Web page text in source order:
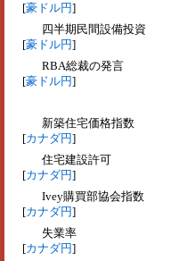
[豪ドル円]
四半期民間設備投資
[豪ドル円]
RBA総裁の発言
[豪ドル円]
新築住宅価格指数
[カナダ円]
住宅建設許可
[カナダ円]
Ivey購買部協会指数
[カナダ円]
失業率
[カナダ円]